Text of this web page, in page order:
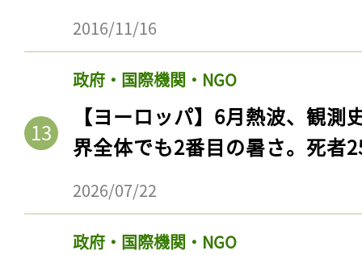
2016/11/16
政府・国際機関・NGO
【ヨーロッパ】6月熱波、観
界全体でも2番目の暑さ。死者
2026/07/22
政府・国際機関・NGO